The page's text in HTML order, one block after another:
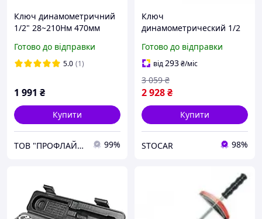
Ключ динамометричний
1/2" 28~210Нм 470мм
Готово до відправки
5.0 (1)
1 991 ₴
Купити
ТОВ "ПРОФЛАЙН 2000" 99%
Ключ
динамометрический 1/2
Готово до відправки
від293₴/міс
2 928₴
3 059 ₴
Купити
STOCAR 98%